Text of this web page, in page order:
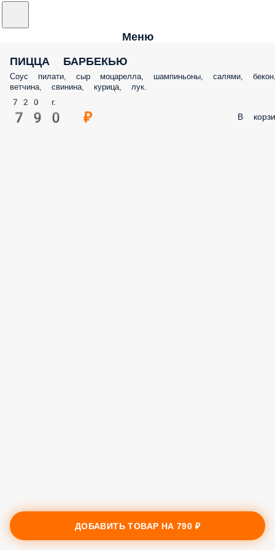
Меню
ПИЦЦА БАРБЕКЬЮ
Соус пилати, сыр моцарелла, шампиньоны, салями,
ветчина, свинина, курица, лук.
720 г.
790 ₽ В
ДОБАВИТЬ ТОВАР НА790 ₽